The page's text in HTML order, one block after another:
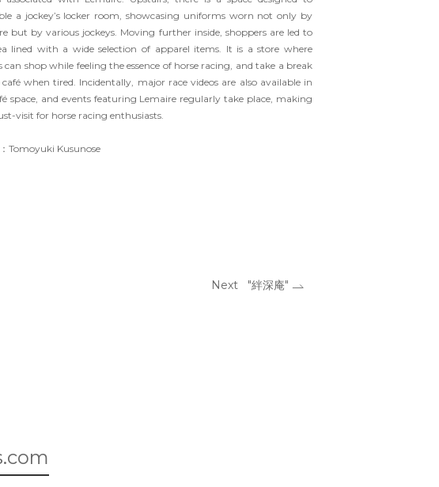
a jockey’s locker room, showcasing uniforms worn not only by
but by various jockeys. Moving further inside, shoppers are led to
lined with a wide selection of apparel items. It is a store where
can shop while feeling the essence of horse racing, and take a break
when tired. Incidentally, major race videos are also available in
space, and events featuring Lemaire regularly take place, making
visit for horse racing enthusiasts.
Tomoyuki Kusunose
Next "絆深庵"